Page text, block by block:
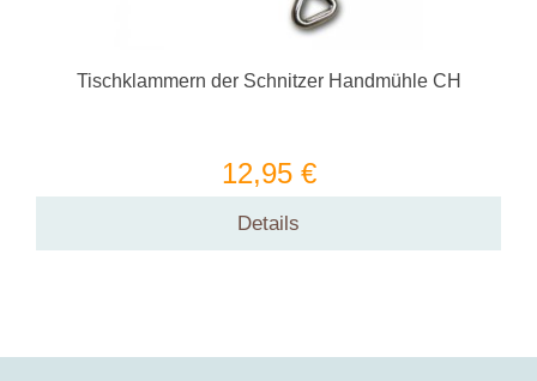
Tischklammern der Schnitzer Handmühle CH
12,95 €
Details